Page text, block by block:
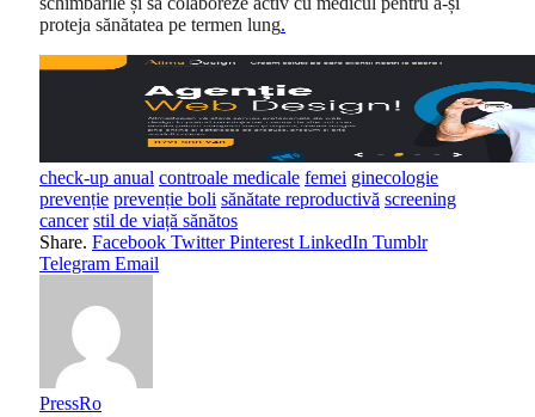
proteja sănătatea pe termen lung.
check-up anual controale medicale femei ginecologie
prevenție prevenție boli sănătate reproductivă screening
cancer stil de viață sănătos
Share. Facebook Twitter Pinterest LinkedIn Tumblr
Telegram Email
PressRo